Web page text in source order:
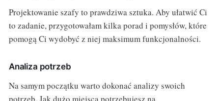
Projektowanie szafy to prawdziwa sztuka. Aby ułatwić Ci
to zadanie, przygotowałam kilka porad i pomysłów, które
pomogą Ci wydobyć z niej maksimum funkcjonalności.
Analiza potrzeb
Na samym początku warto dokonać analizy swoich
potrzeb. Jak dużo miejsca potrzebujesz na